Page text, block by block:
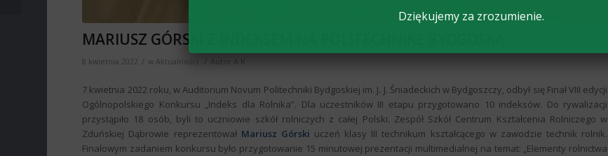
MARIUSZ GÓRSKI Z INDEKSEM NA POLITECHNIKĘ BYDGOSKĄ
8 kwietnia 2022 / wAktualności / Autor A K
7 kwietnia 2022 roku, w Auditorium Novum Politechniki Bydgoskiej im. J. J. Śniadeckich w Bydgoszczy, odbył się Finał VIII edycji
Ogólnopolskiego Konkursu „Indeks dla Rolnika”. Dla uczestników III etapu przygotowano 10 indeksów. Do rywalizacji
przystąpiło 18 osób, byli to uczniowie szkół rolniczych z całej Polski. Zespół Szkół Centrum Kształcenia Rolniczego w
Zduńskiej Dąbrowie reprezentował Mariusz Górski uczeń klasy III technikum kształcącego w zawodzie technik rolnik.
Finałowym zadaniem konkursu było przygotowanie 15 minutowej prezentacji multimedialnej na temat: „Elementy rolnictwa
Dziękujemy za zrozumienie.